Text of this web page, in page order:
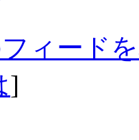
ィード
]